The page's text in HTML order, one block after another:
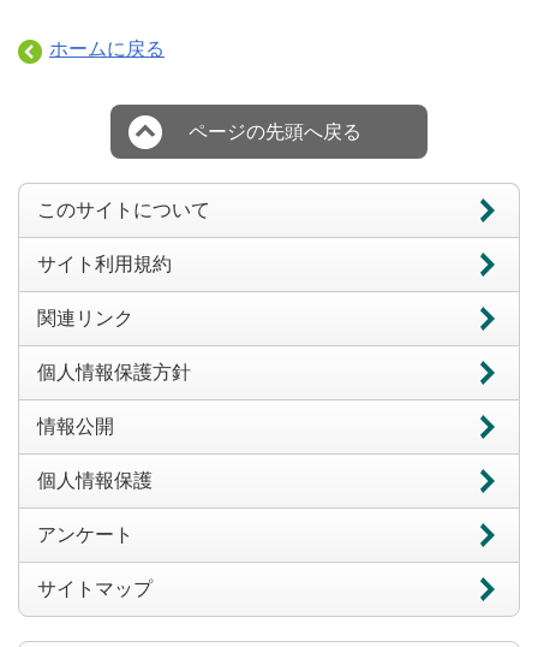
ホームに戻る
ページの先頭へ戻る
このサイトについて
サイト利用規約
関連リンク
個人情報保護方針
情報公開
個人情報保護
アンケート
サイトマップ